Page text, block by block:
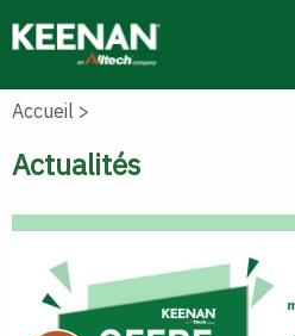
to
main
Accueil >
Actualités